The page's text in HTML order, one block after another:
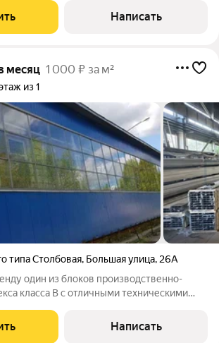
центра или склада.
- Размер помещение 12636
Написать
месяц 1 000 ₽ за м²
из 1
типа Столбовая, Большая улица, 26А
один из блоков производственно-
класса В с отличными техническими
центра или склада.
- Высота потолков 6-8
Написать